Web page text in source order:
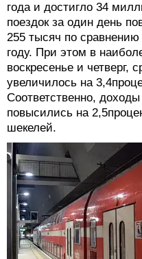
года и достигло 34
поездок за один день
255 тысяч по
году. При этом в
воскресенье и четверг,
увеличилось на
Соответственно,
повысились на
шекелей.